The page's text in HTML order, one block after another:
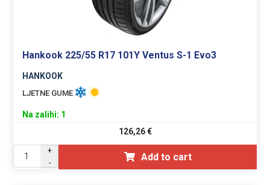
Hankook 225/55 R17 101Y Ventus S-1 Evo3
HANKOOK
LJETNE GUME
Na zalihi: 1
126,26€
+
-
Add to cart